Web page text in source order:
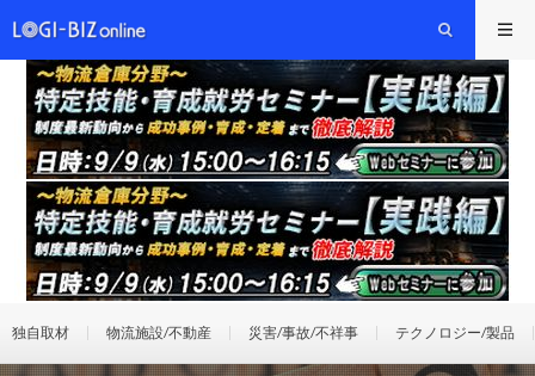
独自取材 物流施設/不動産 災害/事故/不祥事 テクノロジー/製品